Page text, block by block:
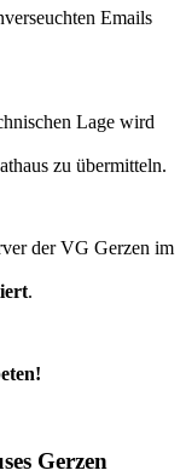
Emails
Lage wird
zu übermitteln.
der VG Gerzen im
.
Gerzen